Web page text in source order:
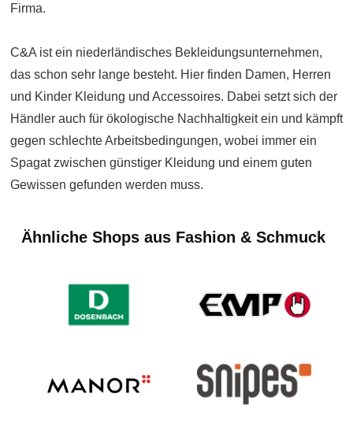
Firma.
C&A ist ein niederländisches Bekleidungsunternehmen,
das schon sehr lange besteht. Hier finden Damen, Herren
und Kinder Kleidung und Accessoires. Dabei setzt sich der
Händler auch für ökologische Nachhaltigkeit ein und kämpft
gegen schlechte Arbeitsbedingungen, wobei immer ein
Spagat zwischen günstiger Kleidung und einem guten
Gewissen gefunden werden muss.
Ähnliche Shops aus Fashion & Schmuck